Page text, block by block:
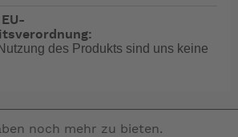
Mit der LiteSkin-Seitenwand bleibt
hervorragenden Gewichtsniveau.
Reifen.
Dekorationsartikel
des Produkts sind uns keine
noch mehr zu bieten.